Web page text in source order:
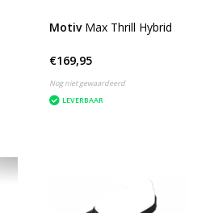
Motiv Max Thrill Hybrid
€169,95
Nog niet gewaardeerd
LEVERBAAR